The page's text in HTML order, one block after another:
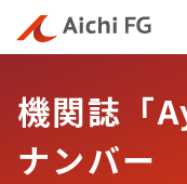
機関誌「
ナンバー